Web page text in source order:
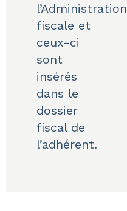
l’Administration
fiscale et
ceux-ci
sont
insérés
dans le
dossier
fiscal de
l’adhérent.